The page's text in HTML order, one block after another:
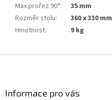
Max.prořez 90°:
35 mm
Rozměr stolu:
360 x 330 mm
Hmotnost: 9 kg
Informace pro vás